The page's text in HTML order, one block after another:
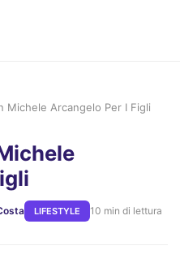
Michele Arcangelo Per I Figli
LIFESTYLE 10 min di lettura